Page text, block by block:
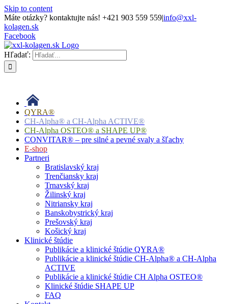
Skip to content
Máte otázky? kontaktujte nás! +421 903 559 559|info@xxl-
kolagen.sk
Facebook
Hľadať:
QYRA®
CH-Alpha® a CH-Alpha ACTIVE®
CH-Alpha OSTEO® a SHAPE UP®
CONVITAR® – pre silné a pevné svaly a šľachy
E-shop
Partneri
Bratislavský kraj
Trenčiansky kraj
Trnavský kraj
Žilinský kraj
Nitriansky kraj
Banskobystrický kraj
Prešovský kraj
Košický kraj
Klinické štúdie
Publikácie a klinické štúdie QYRA®
Publikácie a klinické štúdie CH-Alpha® a CH-Alpha
ACTIVE
Publikácie a klinické štúdie CH Alpha OSTEO®
Klinické štúdie SHAPE UP
FAQ